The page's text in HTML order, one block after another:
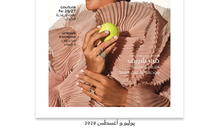
يوليو و أغسطس 2026
عروس سيدتي